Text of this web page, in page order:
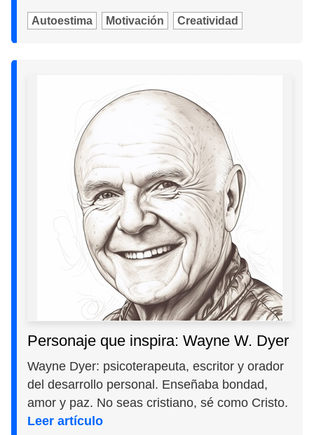
Autoestima Motivación Creatividad
Personaje que inspira: Wayne W. Dyer
Wayne Dyer: psicoterapeuta, escritor y orador
del desarrollo personal. Enseñaba bondad,
amor y paz. No seas cristiano, sé como Cristo.
Leer artículo